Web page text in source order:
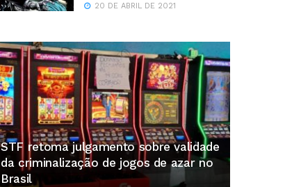
20 DE ABRIL DE 2021
STF retoma julgamento sobre validade
da criminalização de jogos de azar no
Brasil